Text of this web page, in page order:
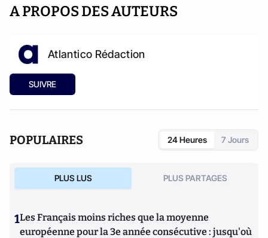
A PROPOS DES AUTEURS
Atlantico Rédaction
SUIVRE
POPULAIRES 24 Heures 7 Jours
PLUS LUS PLUS PARTAGES
1Les Français moins riches que la moyenne
européenne pour la 3e année consécutive : jusqu'où